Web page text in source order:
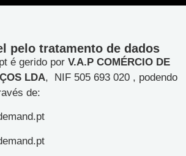
pelo tratamento de dados
é gerido por V.A.P COMÉRCIO DE
LDA, NIF 505 693 020 , podendo
de: